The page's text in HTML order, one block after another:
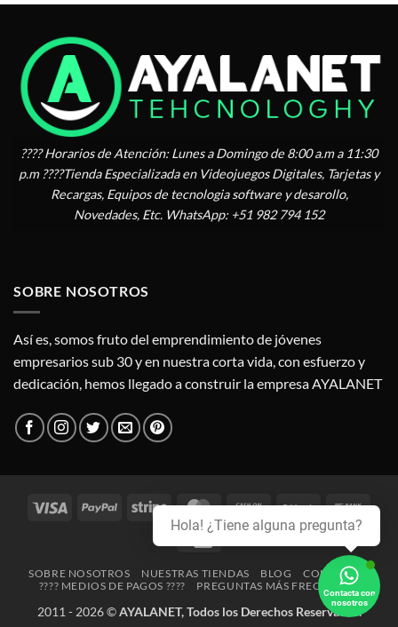
???? Horarios de Atención: Lunes a Domingo de 8:00 a.m a 11:30
p.m ????Tienda Especializada en Videojuegos Digitales, Tarjetas y
Recargas, Equipos de tecnologia software y desarollo,
Novedades, Etc. WhatsApp: +51 982 794 152
SOBRE NOSOTROS
Así es, somos fruto del emprendimiento de jóvenes
empresarios sub 30 y en nuestra corta vida, con esfuerzo y
dedicación, hemos llegado a construir la empresa AYALANET
Visa PayPal Stripe MasterCard
Cash
On
Delivery
BitCoin Bank
SOBRE NOSOTROS NUESTRAS TIENDAS BLOG
CONTACTO
???? MEDIOS DE PAGOS ????
PREGUNTAS MÁS FRECUENTES
2011 - 2026 ©AYALANET, Todos los Derechos Reservados.
Contacta con
nosotros
Hola! ¿Tiene alguna pregunta?